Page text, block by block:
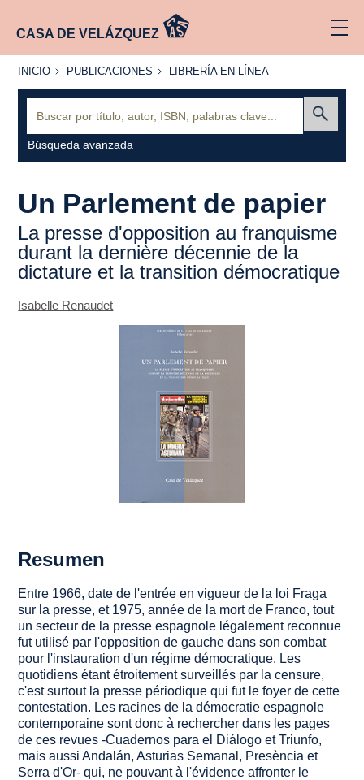
CASA DE VELÁZQUEZ
INICIO
INICIO PUBLICACIONES
PUBLICACIONES
LIBRERÍA
LÍNEA
LIBRERÍA EN LÍNEA
Búsqueda avanzada
Un Parlement de papier
La presse d'opposition au franquisme
durant la dernière décennie de la
dictature et la transition démocratique
Isabelle Renaudet
Resumen
Entre 1966, date de l'entrée en vigueur de la loi Fraga
sur la presse, et 1975, année de la mort de Franco, tout
un secteur de la presse espagnole légalement reconnue
fut utilisé par l'opposition de gauche dans son combat
pour l'instauration d'un régime démocratique. Les
quotidiens étant étroitement surveillés par la censure,
c'est surtout la presse périodique qui fut le foyer de cette
contestation. Les racines de la démocratie espagnole
contemporaine sont donc à rechercher dans les pages
de ces revues -Cuadernos para el Diálogo et Triunfo,
mais aussi Andalán, Asturias Semanal, Presència et
Serra d'Or- qui, ne pouvant à l'évidence affronter le